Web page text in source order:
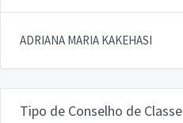
ADRIANA MARIA KAKEHASI
Tipo de Conselho de Classe